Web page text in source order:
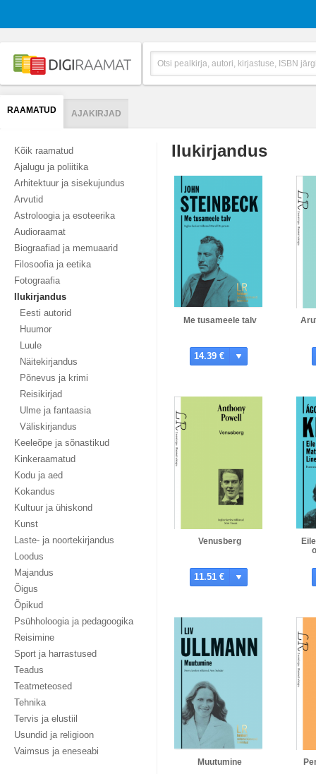
RAAMATUD AJAKIRJAD
Kõik raamatud
Ajalugu ja poliitika
Arhitektuur ja sisekujundus
Arvutid
Astroloogia ja esoteerika
Audioraamat
Biograafiad ja memuaarid
Filosoofia ja eetika
Fotograafia
Ilukirjandus
Eesti autorid
Huumor
Luule
Näitekirjandus
Põnevus ja krimi
Reisikirjad
Ulme ja fantaasia
Väliskirjandus
Keeleõpe ja sõnastikud
Kinkeraamatud
Kodu ja aed
Kokandus
Kultuur ja ühiskond
Kunst
Laste- ja noortekirjandus
Loodus
Majandus
Õigus
Õpikud
Psühholoogia ja pedagoogika
Reisimine
Sport ja harrastused
Teadus
Teatmeteosed
Tehnika
Tervis ja elustiil
Usundid ja religioon
Vaimsus ja eneseabi
Ilukirjandus
Me tusameele talv
14.39 €
Venusberg
11.51 €
Muutumine